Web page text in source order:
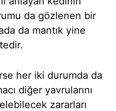
da gözlenen bir
da mantık yine
her iki durumda da
diğer yavrularını
zararları